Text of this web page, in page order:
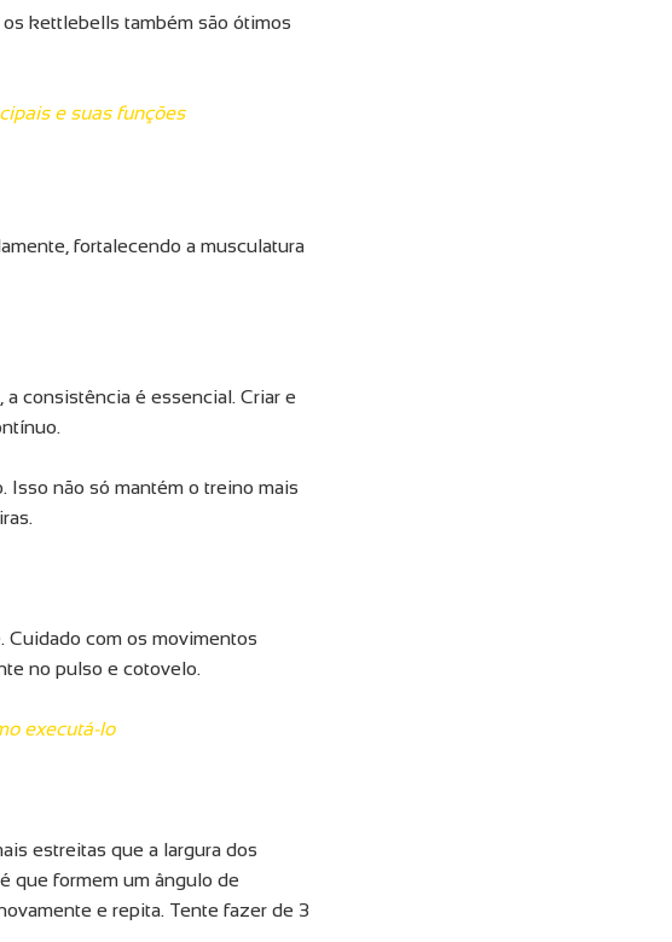
kettlebells também são ótimos
e suas funções
fortalecendo a musculatura
consistência é essencial. Criar e
Isso não só mantém o treino mais
Cuidado com os movimentos
no pulso e cotovelo.
executá-lo
estreitas que a largura dos
que formem um ângulo de
e repita. Tente fazer de 3